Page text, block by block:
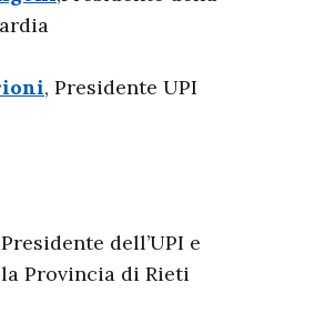
, Presidente UPI
dell’UPI e
Provincia di Rieti